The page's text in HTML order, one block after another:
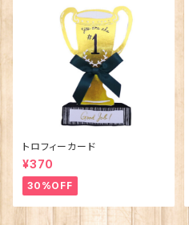
トロフィーカード
¥370
30%OFF